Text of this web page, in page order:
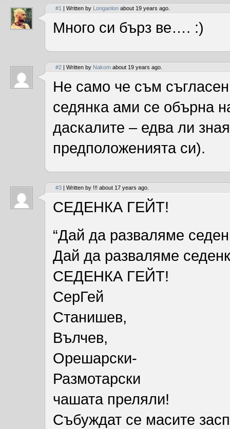
#1 | Written by Longanlon about 19 years ago.
Много си бърз ве…. :)
#2 | Written by Nakom about 19 years ago.
Не само че съм
седянка ами се обърна
даскалите – едва ли
предположенията си).
#3 | Written by !!! about 17 years ago.
СЕДЕНКА ГЕЙТ!
“Дай да разваляме
Дай да разваляме
СЕДЕНКА ГЕЙТ!
СерГей
Станишев,
Вълчев,
Орешарски-
Размотарски
чашата преляли!
Събуждат се масите